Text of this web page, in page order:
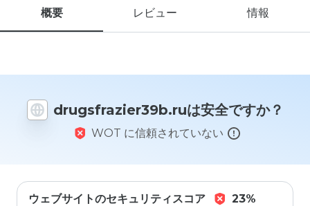
概要 レビュー 情報
drugsfrazier39b.ruは安全ですか？
WOT に信頼されていない
ウェブサイトのセキュリティスコア 23%
ウェ
を1
5の
で、
ます
か？